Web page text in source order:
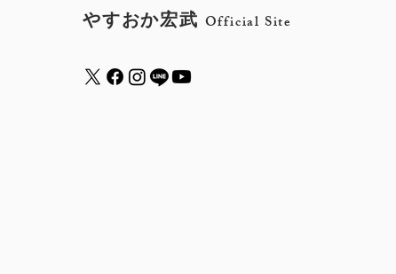
覧いただけます。
やすおか宏武 Official Site